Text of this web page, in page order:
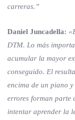
carreras.”
Daniel Juncadella:
DTM. Lo más
acumular la mayor
conseguido. El
encima de un piano
errores forman parte
intentar aprender la